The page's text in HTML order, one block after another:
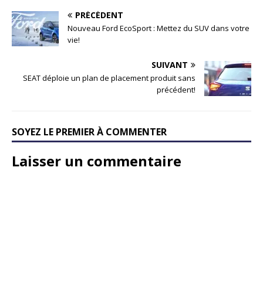
PRÉCÉDENT
Nouveau Ford EcoSport : Mettez du SUV dans votre
vie!
SUIVANT
SEAT déploie un plan de placement produit sans
précédent!
SOYEZ LE PREMIER À COMMENTER
Laisser un commentaire